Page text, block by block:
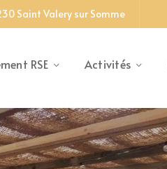
Saint Valery sur Somme
RSE Activités